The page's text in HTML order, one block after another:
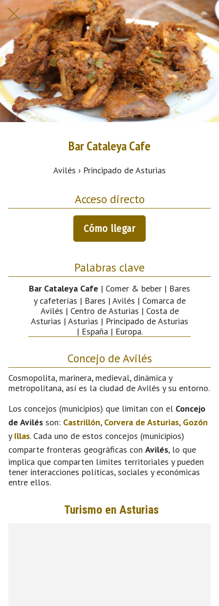
Bar Cataleya Cafe
Avilés › Principado de Asturias
Acceso directo
Cómo llegar
Palabras clave
Bar Cataleya Cafe | Comer & beber | Bares
y cafeterías | Bares | Avilés | Comarca de
Avilés | Centro de Asturias | Costa de
Asturias | Asturias | Principado de Asturias
| España | Europa.
Concejo de Avilés
Cosmopolita, marinera, medieval, dinámica y
metropolitana, así es la ciudad de Avilés y su entorno.
Los concejos (municipios) que limitan con el Concejo
de Avilés son: Castrillón, Corvera de Asturias, Gozón
y Illas. Cada uno de estos concejos (municipios)
comparte fronteras geográficas con Avilés, lo que
implica que comparten límites territoriales y pueden
tener interacciones políticas, sociales y económicas
entre ellos.